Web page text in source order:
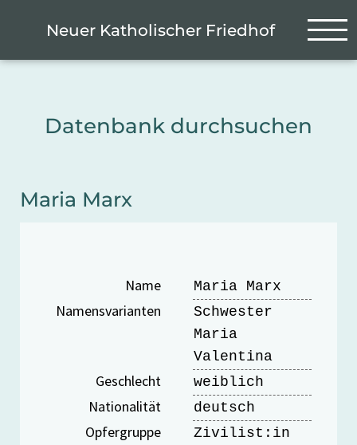
Neuer Katholischer Friedhof
Datenbank durchsuchen
Maria Marx
Name Maria Marx
Namensvarianten
Schwester
Maria
Valentina
Geschlecht weiblich
Nationalität deutsch
Opfergruppe
Zivilist:in